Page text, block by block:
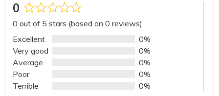
0
Rated
0
out
of
5
0 out of 5 stars (based on 0 reviews)
Excellent
0%
Very good
0%
Average
0%
Poor
0%
Terrible
0%